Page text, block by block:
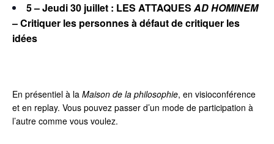
5 – Jeudi 30 juillet : LES ATTAQUES AD HOMINEM
– Critiquer les personnes à défaut de critiquer les
idées
En présentiel à la Maison de la philosophie, en visioconférence
et en replay. Vous pouvez passer d’un mode de participation à
l’autre comme vous voulez.